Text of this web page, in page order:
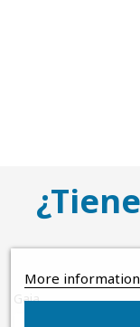
Gaia
More information